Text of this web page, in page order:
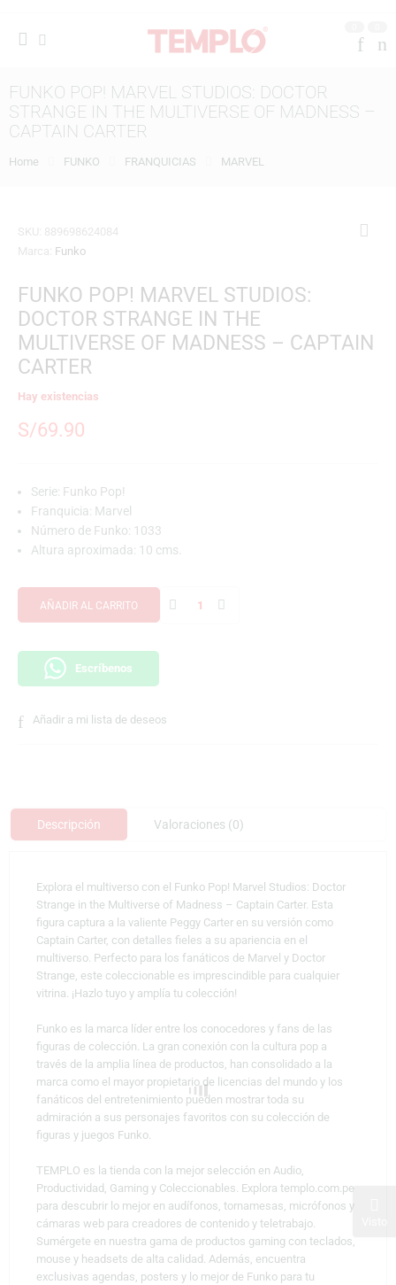
FUNKO POP! MARVEL STUDIOS: DOCTOR
STRANGE IN THE MULTIVERSE OF MADNESS –
CAPTAIN CARTER
Home FUNKO FRANQUICIAS MARVEL
SKU: 889698624084
Marca: Funko
FUNKO POP! MARVEL STUDIOS:
DOCTOR STRANGE IN THE
MULTIVERSE OF MADNESS – CAPTAIN
CARTER
Hay existencias
S/69.90
Serie: Funko Pop!
Franquicia: Marvel
Número de Funko: 1033
Altura aproximada: 10 cms.
AÑADIR AL CARRITO
Escríbenos
Añadir a mi lista de deseos
Descripción Valoraciones (0)
Explora el multiverso con el Funko Pop! Marvel Studios: Doctor
Strange in the Multiverse of Madness – Captain Carter. Esta
figura captura a la valiente Peggy Carter en su versión como
Captain Carter, con detalles fieles a su apariencia en el
multiverso. Perfecto para los fanáticos de Marvel y Doctor
Strange, este coleccionable es imprescindible para cualquier
vitrina. ¡Hazlo tuyo y amplía tu colección!
Funko es la marca líder entre los conocedores y fans de las
figuras de colección. La gran conexión con la cultura pop a
través de la amplia línea de productos, han consolidado a la
marca como el mayor propietario de licencias del mundo y los
fanáticos del entretenimiento pueden mostrar toda su
admiración a sus personajes favoritos con su colección de
figuras y juegos Funko.
TEMPLO es la tienda con la mejor selección en Audio,
Productividad, Gaming y Coleccionables. Explora templo.com.pe
para descubrir lo mejor en audífonos, tornamesas, micrófonos y
cámaras web para creadores de contenido y teletrabajo.
Sumérgete en nuestra gama de productos gaming con teclados,
mouse y headsets de alta calidad. Además, encuentra
exclusivas agendas, posters y lo mejor de Funko para tu